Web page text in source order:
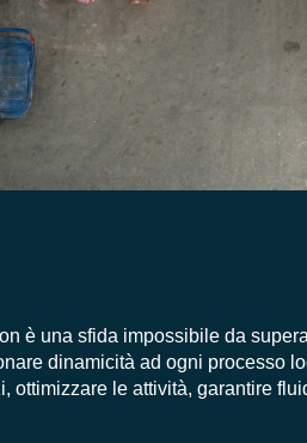
è una sfida impossibile da
dinamicità ad ogni processo
ottimizzare le attività, garantire